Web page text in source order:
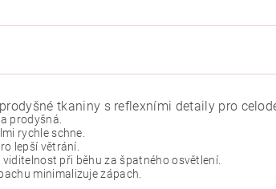
tkaniny s reflexními detaily pro
prodyšná.
rychle schne.
lepší větrání.
při běhu za špatného osvětlení.
minimalizuje zápach.